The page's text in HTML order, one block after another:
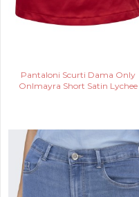
Pantaloni Scurti Dama Only
Onlmayra Short Satin Lychee